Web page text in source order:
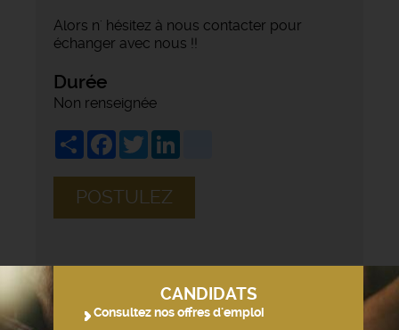
Alors n' hésitez à nous contacter pour
échanger avec nous !!
Durée
Non renseignée
ShareFacebook
Twitter
POSTULEZ
CANDIDATS
Consultez nos offres d'emploi